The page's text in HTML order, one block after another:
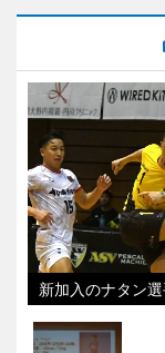
新加入のナタン